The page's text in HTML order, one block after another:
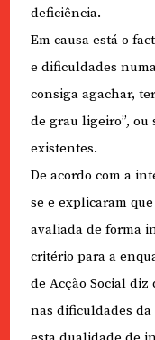
deficiência.
Em causa está o
e dificuldades
consiga agachar,
de grau ligeiro”, ou
existentes.
De acordo com a
se e explicaram
avaliada de forma
critério para a
de Acção Social diz
nas dificuldades da